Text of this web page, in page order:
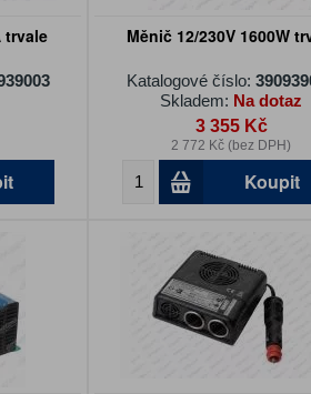
trvale Měnič 12/230V 1600W
Katalogové číslo:
Skladem: Na dotaz
3 355 Kč
2 772 Kč (bez DPH)
Koupit